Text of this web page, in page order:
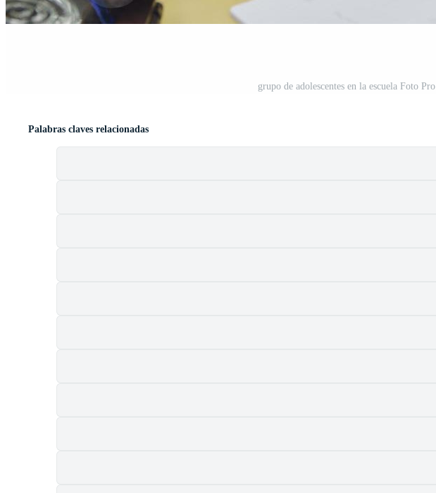
grupo de adolescentes en la escuela Foto Pro
Palabras claves relacionadas